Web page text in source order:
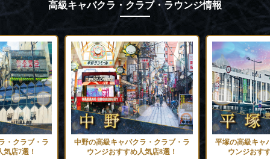
高級キャバクラ・クラブ・ラウンジ情報
・クラブ・ラ
店7選！
中野の高級キャバクラ・クラブ・ラ
ウンジおすすめ人気店8選！
平塚の高級キャ
ウンジおす